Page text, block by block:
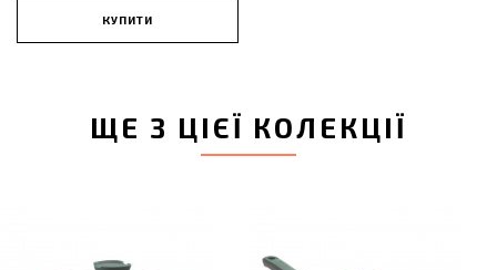
КУПИТИ
ЩЕ З ЦІЄЇ КОЛЕКЦІЇ